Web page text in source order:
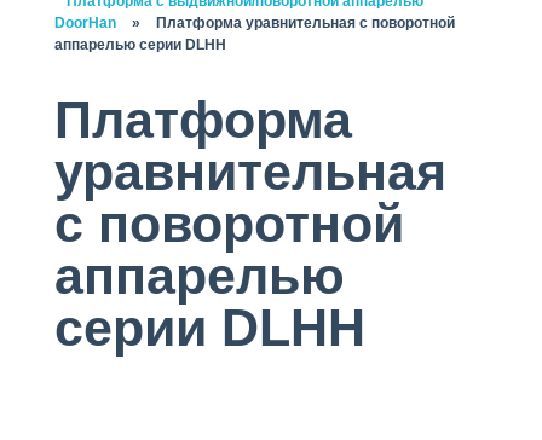
DoorHan
»
Платформа уравнительная с поворотной
аппарелью серии DLHH
Платформа
уравнительная
с поворотной
аппарелью
серии DLHH